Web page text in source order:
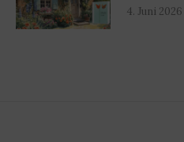
4. Juni 2026